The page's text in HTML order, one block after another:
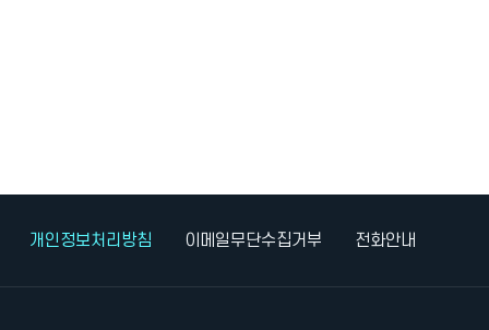
개인정보처리방침 이메일무단수집거부 전화안내